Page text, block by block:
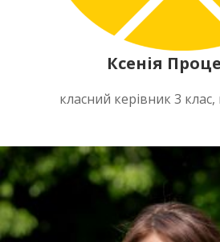
Ксенія
класний керівник 3 клас,